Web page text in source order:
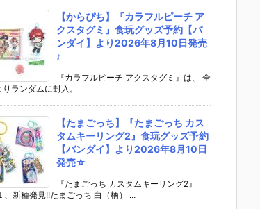
【からぴち】『カラフルピーチ ア
クスタグミ』食玩グッズ予約【バ
ンダイ】より2026年8月10日発売
♪
『カラフルピーチ アクスタグミ』は、 全
ランダムに封入。
【たまごっち】『たまごっち カス
タムキーリング2』食玩グッズ予約
【バンダイ】より2026年8月10日
発売☆
『たまごっち カスタムキーリング2』
、新種発見!!たまごっち 白（柄） ...